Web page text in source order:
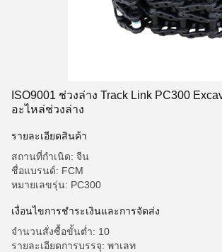
ISO9001 ช่วงล่าง Track Link PC300
อะไหล่ช่วงล่าง
รายละเอียดสินค้า
สถานที่กำเนิด: จีน
ชื่อแบรนด์: FCM
หมายเลขรุ่น: PC300
เงื่อนไขการชำระเงินและการจัดส่ง
จำนวนสั่งซื้อขั้นต่ำ: 10
รายละเอียดการบรรจุ: พาเลท